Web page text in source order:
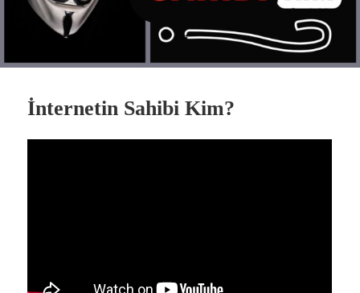
İnternetin Sahibi Kim?